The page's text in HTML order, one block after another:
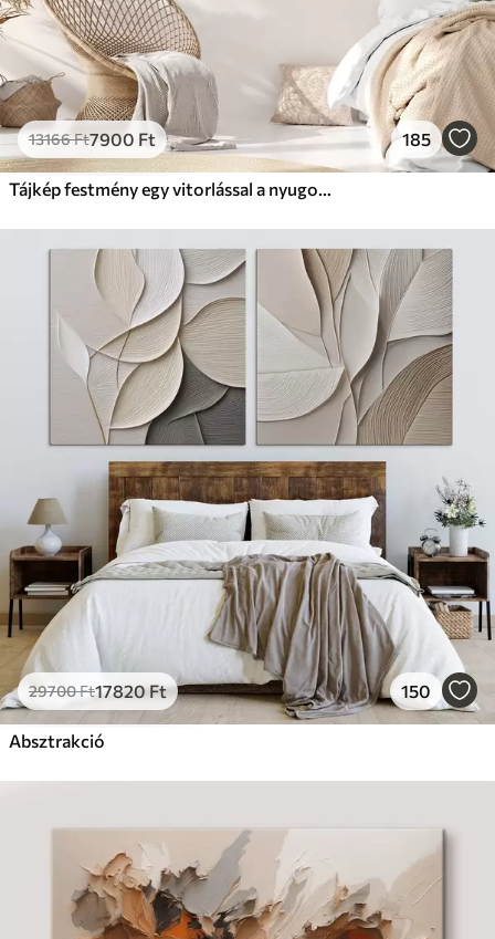
13166Ft7900 Ft 185
Tájkép festmény egy vitorlással a nyugodt tengeren, narancssárga és sárga égbolt, távoli hegyek
29700Ft17820Ft 150
Absztrakció